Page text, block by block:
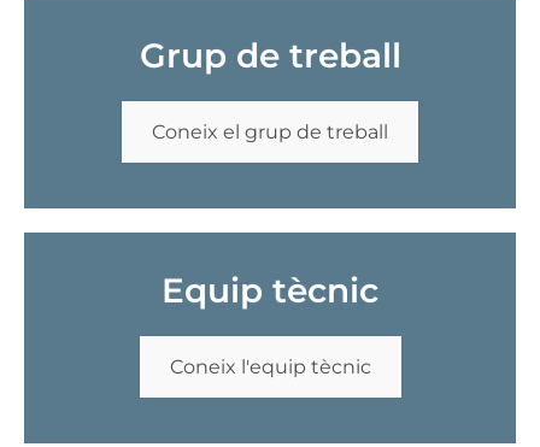
Grup de treball
Coneix el grup de treball
Equip tècnic
Coneix l'equip tècnic